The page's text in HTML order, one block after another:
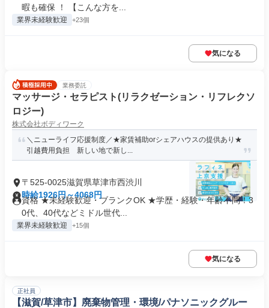
暇も確保 ！ 【こんな方を...
業界未経験歓迎 +23個
気になる
業務委託
マッサージ・セラピスト(リラクゼーション・リフレクソ
ロジー)
株式会社ボディワーク
＼ニューライフ応援制度／★家賃補助orシェアハウスの提供あり★
引越費用負担 新しい地で新し...
〒525-0025滋賀県草津市西渋川
時給1926円～4068円
資格 ★未経験歓迎・ブランクOK ★学歴・経験・年齢不問！3
0代、40代などミドル世代...
業界未経験歓迎 +15個
気になる
正社員
【滋賀/草津市】廃棄物管理・環境/パナソニックグルー